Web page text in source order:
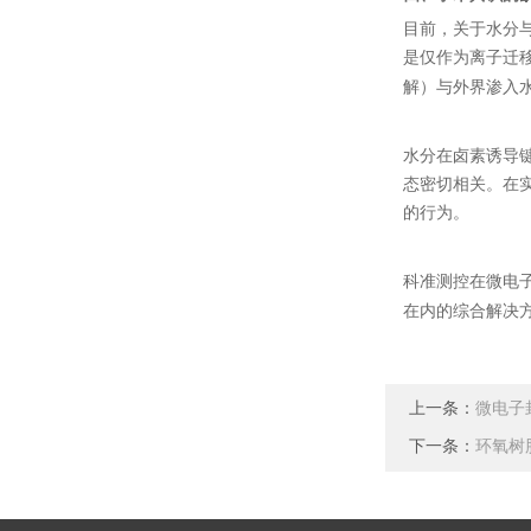
目前，关于水分
是仅作为离子迁
解）与外界渗入
水分在卤素诱导
态密切相关。在
的行为。
科准测控在微电
在内的综合解决
上一条： 微电子
下一条： 环氧树